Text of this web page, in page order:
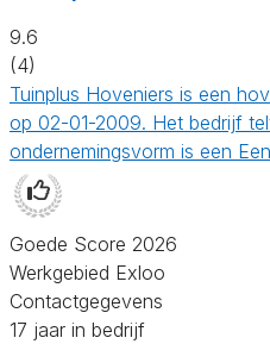
9.6
(4)
Tuinplus Hoveniers is een
op 02-01-2009. Het bedrijf
ondernemingsvorm is een
Goede Score 2026
Werkgebied Exloo
Contactgegevens
17 jaar in bedrijf